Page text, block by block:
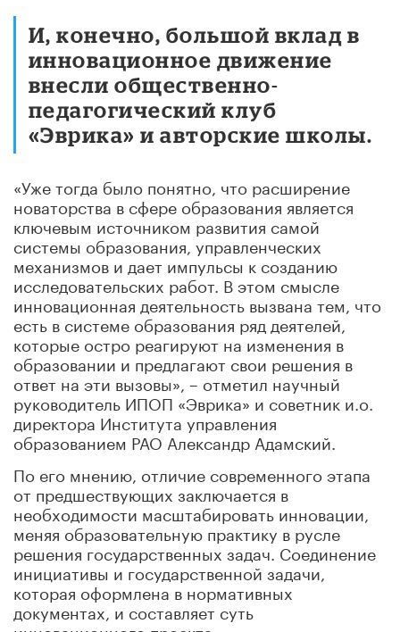
И, конечно, большой вклад в
инновационное движение
внесли общественно-
педагогический клуб
«Эврика» и авторские школы.
«Уже тогда было понятно, что расширение
новаторства в сфере образования является
ключевым источником развития самой
системы образования, управленческих
механизмов и дает импульсы к созданию
исследовательских работ. В этом смысле
инновационная деятельность вызвана тем, что
есть в системе образования ряд деятелей,
которые остро реагируют на изменения в
образовании и предлагают свои решения в
ответ на эти вызовы», – отметил научный
руководитель ИПОП «Эврика» и советник и.о.
директора Института управления
образованием РАО Александр Адамский.
По его мнению, отличие современного этапа
от предшествующих заключается в
необходимости масштабировать инновации,
меняя образовательную практику в русле
решения государственных задач. Соединение
инициативы и государственной задачи,
которая оформлена в нормативных
документах, и составляет суть